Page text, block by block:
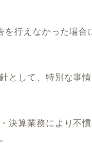
を行えなかった場
として、特別な事
決算業務により不